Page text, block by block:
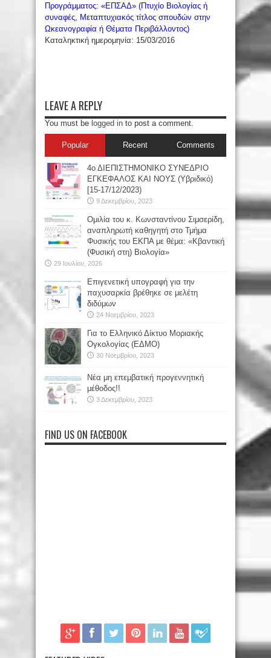
Προγράμματος: «ΕΠΣΑΔ» (Πτυχίο Βιολογίας ή
συναφές, Μεταπτυχιακός τίτλος σπουδών στην
Ωκεανογραφία ή Θέματα Περιβάλλοντος)
Καταληκτική ημερομηνία: 15/03/2016
LEAVE A REPLY
You must be logged in to post a comment.
Popular Recent Comments
4ο ΔΙΕΠΙΣΤΗΜΟΝΙΚΟ ΣΥΝΕΔΡΙΟ
ΕΓΚΕΦΑΛΟΣ ΚΑΙ ΝΟΥΣ (Υβριδικό)
[15-17/12/2023)
9 Δεκεμβρίου, 2023
Oμιλία του κ. Κωνσταντίνου Σιμσερίδη,
αναπληρωτή καθηγητή στο Τμήμα
Φυσικής του ΕΚΠΑ με θέμα: «Κβαντική
(Φυσική στη) Βιολογία»
29 Ιουλίου, 2026
Επιγενετική υπογραφή για την
παχυσαρκία βρέθηκε σε μελέτη
διδύμων
24 Νοεμβρίου, 2023
Για το Ελληνικό Δίκτυο Μοριακής
Ογκολογίας (ΕΔΜΟ)
30 Νοεμβρίου, 2023
Νέα μη επεμβατική προγεννητική
μέθοδος!!
3 Δεκεμβρίου, 2023
FIND US ON FACEBOOK